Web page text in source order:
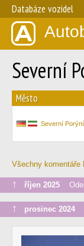
Databáze vozidel
Severní
Město
Severní
Všechny
↑ říjen 2025
↑ prosinec 2024